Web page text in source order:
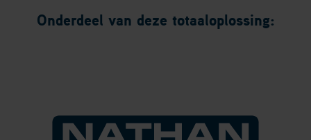
Onderdeel van deze totaaloplossing: